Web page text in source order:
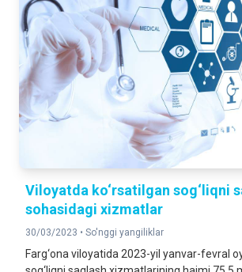
Viloyatda ko‘rsatilgan sog‘liqni
sohasidagi xizmatlar
30/03/2023 • So'nggi yangiliklar
Farg‘ona viloyatida 2023-yil yanvar-fevral